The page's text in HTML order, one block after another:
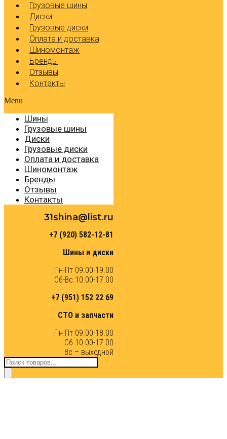
Грузовые шины
Диски
Грузовые диски
Оплата и доставка
Шиномонтаж
Бренды
Отзывы
Контакты
Menu
Шины
Грузовые шины
Диски
Грузовые диски
Оплата и доставка
Шиномонтаж
Бренды
Отзывы
Контакты
31shina@list.ru
+7 (920) 582-12-81
Шины и диски
Пн-Пт 09.00-19.00
Сб-Вс 10.00-17.00
+7 (951) 152 22 69
СТО и запчасти
Пн-Пт 09.00-18.00
Сб 10.00-17.00
Вс – выходной
Поиск
товаров